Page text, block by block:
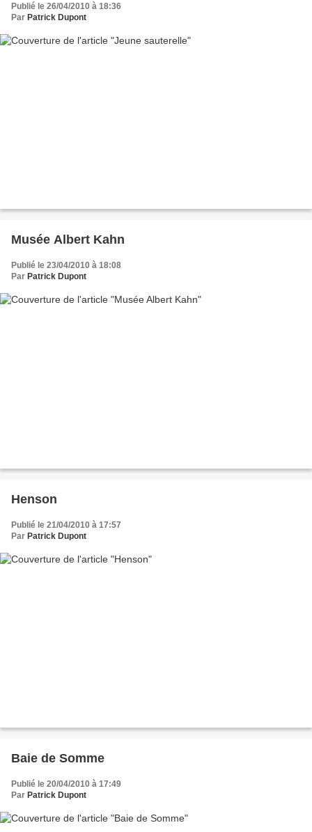
Publié le 26/04/2010 à 18:36
Par Patrick Dupont
Musée Albert Kahn
Publié le 23/04/2010 à 18:08
Par Patrick Dupont
Henson
Publié le 21/04/2010 à 17:57
Par Patrick Dupont
Baie de Somme
Publié le 20/04/2010 à 17:49
Par Patrick Dupont